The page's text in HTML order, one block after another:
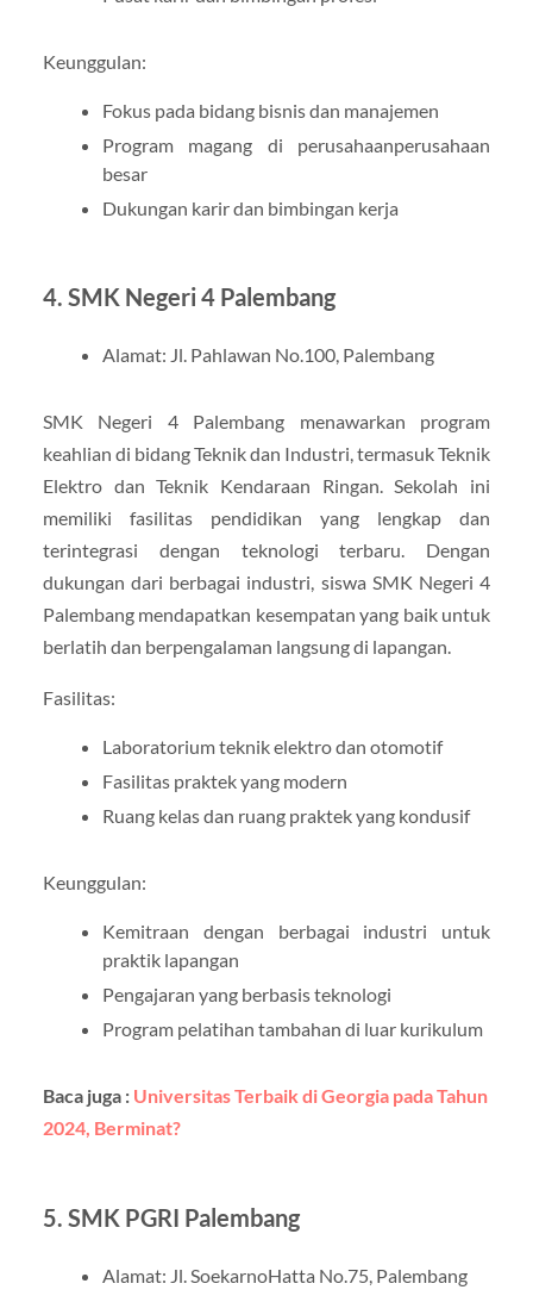
Keunggulan:
Fokus pada bidang bisnis dan manajemen
Program magang di perusahaanperusahaan
besar
Dukungan karir dan bimbingan kerja
4. SMK Negeri 4 Palembang
Alamat: Jl. Pahlawan No.100, Palembang
SMK Negeri 4 Palembang menawarkan program
keahlian di bidang Teknik dan Industri, termasuk Teknik
Elektro dan Teknik Kendaraan Ringan. Sekolah ini
memiliki fasilitas pendidikan yang lengkap dan
terintegrasi dengan teknologi terbaru. Dengan
dukungan dari berbagai industri, siswa SMK Negeri 4
Palembang mendapatkan kesempatan yang baik untuk
berlatih dan berpengalaman langsung di lapangan.
Fasilitas:
Laboratorium teknik elektro dan otomotif
Fasilitas praktek yang modern
Ruang kelas dan ruang praktek yang kondusif
Keunggulan:
Kemitraan dengan berbagai industri untuk
praktik lapangan
Pengajaran yang berbasis teknologi
Program pelatihan tambahan di luar kurikulum
Baca juga : Universitas Terbaik di Georgia pada Tahun
2024, Berminat?
5. SMK PGRI Palembang
Alamat: Jl. SoekarnoHatta No.75, Palembang